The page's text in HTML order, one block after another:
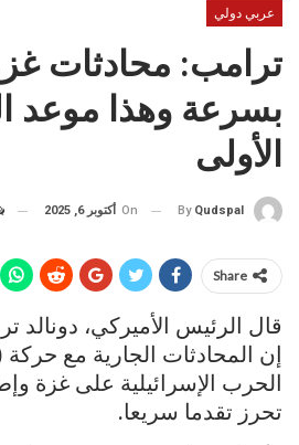
عربي دولي
ترامب: محادثات
بسرعة وهذا موعد
الأولى
By Qudspal
On أكتوبر 6, 2025
Share
قال الرئيس الأميركي، دونالد
إن المحادثات الجارية مع
الحرب الإسرائيلية على غزة
تحرز تقدما سريعا.